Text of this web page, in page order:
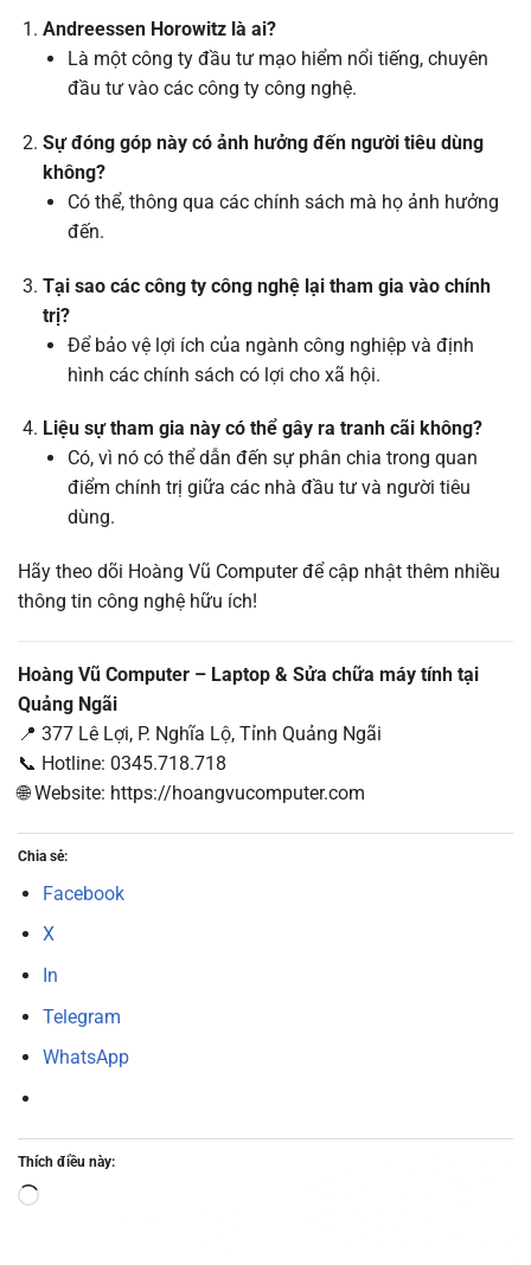
Andreessen Horowitz là ai?
Là một công ty đầu tư mạo hiểm nổi tiếng, chuyên
đầu tư vào các công ty công nghệ.
Sự đóng góp này có ảnh hưởng đến người tiêu dùng
không?
Có thể, thông qua các chính sách mà họ ảnh hưởng
đến.
Tại sao các công ty công nghệ lại tham gia vào chính
trị?
Để bảo vệ lợi ích của ngành công nghiệp và định
hình các chính sách có lợi cho xã hội.
Liệu sự tham gia này có thể gây ra tranh cãi không?
Có, vì nó có thể dẫn đến sự phân chia trong quan
điểm chính trị giữa các nhà đầu tư và người tiêu
dùng.
Hãy theo dõi Hoàng Vũ Computer để cập nhật thêm nhiều
thông tin công nghệ hữu ích!
Hoàng Vũ Computer – Laptop & Sửa chữa máy tính tại
Quảng Ngãi
📍 377 Lê Lợi, P. Nghĩa Lộ, Tỉnh Quảng Ngãi
📞 Hotline: 0345.718.718
🌐 Website: https://hoangvucomputer.com
Chia sẻ:
Facebook
X
In
Telegram
WhatsApp
Thích điều này:
Đang